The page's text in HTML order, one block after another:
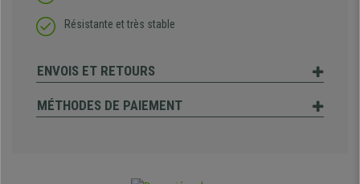
Résistante et très stable
ENVOIS ET RETOURS
MÉTHODES DE PAIEMENT